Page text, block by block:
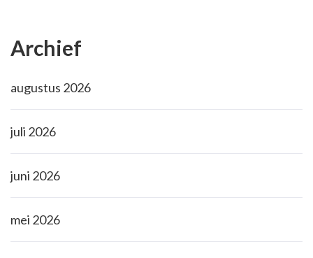
Archief
augustus 2026
juli 2026
juni 2026
mei 2026